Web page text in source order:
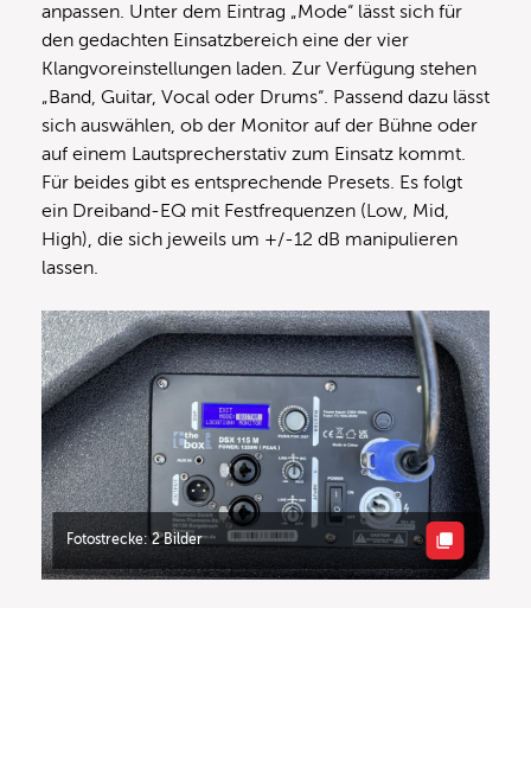
anpassen. Unter dem Eintrag „Mode“ lässt sich für
den gedachten Einsatzbereich eine der vier
Klangvoreinstellungen laden. Zur Verfügung stehen
„Band, Guitar, Vocal oder Drums“. Passend dazu lässt
sich auswählen, ob der Monitor auf der Bühne oder
auf einem Lautsprecherstativ zum Einsatz kommt.
Für beides gibt es entsprechende Presets. Es folgt
ein Dreiband-EQ mit Festfrequenzen (Low, Mid,
High), die sich jeweils um +/-12 dB manipulieren
lassen.
Fotostrecke: 2 Bilder